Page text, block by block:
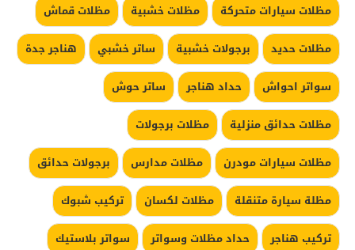
مظلات سيارات متحركة
مظلات خشبية
مظلات قماش
مظلات حديد
برجولات خشبية ساتر خشبي
هناجر جدة
سواتر احواش
حداد هناجر
ساتر حوش
مظلات حدائق منزلية
مظلات برجولات
مظلات سيارات مودرن
مظلات مدارس
برجولات حدائق
مظلة سيارة متنقلة
مظلات لكسان
تركيب شبوك
تركيب هناجر
حداد مظلات وسواتر
سواتر بلاستيك